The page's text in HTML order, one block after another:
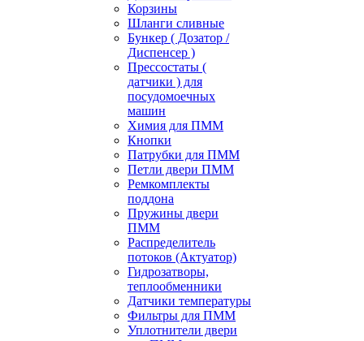
Корзины
Шланги сливные
Бункер ( Дозатор /
Диспенсер )
Прессостаты (
датчики ) для
посудомоечных
машин
Химия для ПММ
Кнопки
Патрубки для ПММ
Петли двери ПММ
Ремкомплекты
поддона
Пружины двери
ПММ
Распределитель
потоков (Актуатор)
Гидрозатворы,
теплообменники
Датчики температуры
Фильтры для ПММ
Уплотнители двери